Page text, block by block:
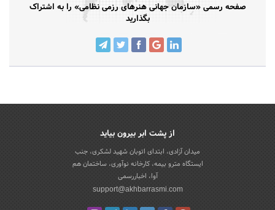
صفحه رسمی «سازمان جهانی هنرهای رزمی نظامی» را به اشتراک
بگذارید
از پشت ابر بیرون بیاید
میدان آزادی، ابتدای اتوبان شهید لشکری، جنب
ایستگاه مترو بیمه، کارخانه نوآوری، ساختمان هم
آوا، اخباررسمی
support@akhbarrasmi.com